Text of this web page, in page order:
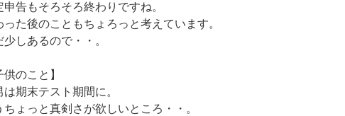
申告もそろそろ終わりですね。
った後のこともちょろっと考えています。
少しあるので・・。
供のこと】
は期末テスト期間に。
ちょっと真剣さが欲しいところ・・。